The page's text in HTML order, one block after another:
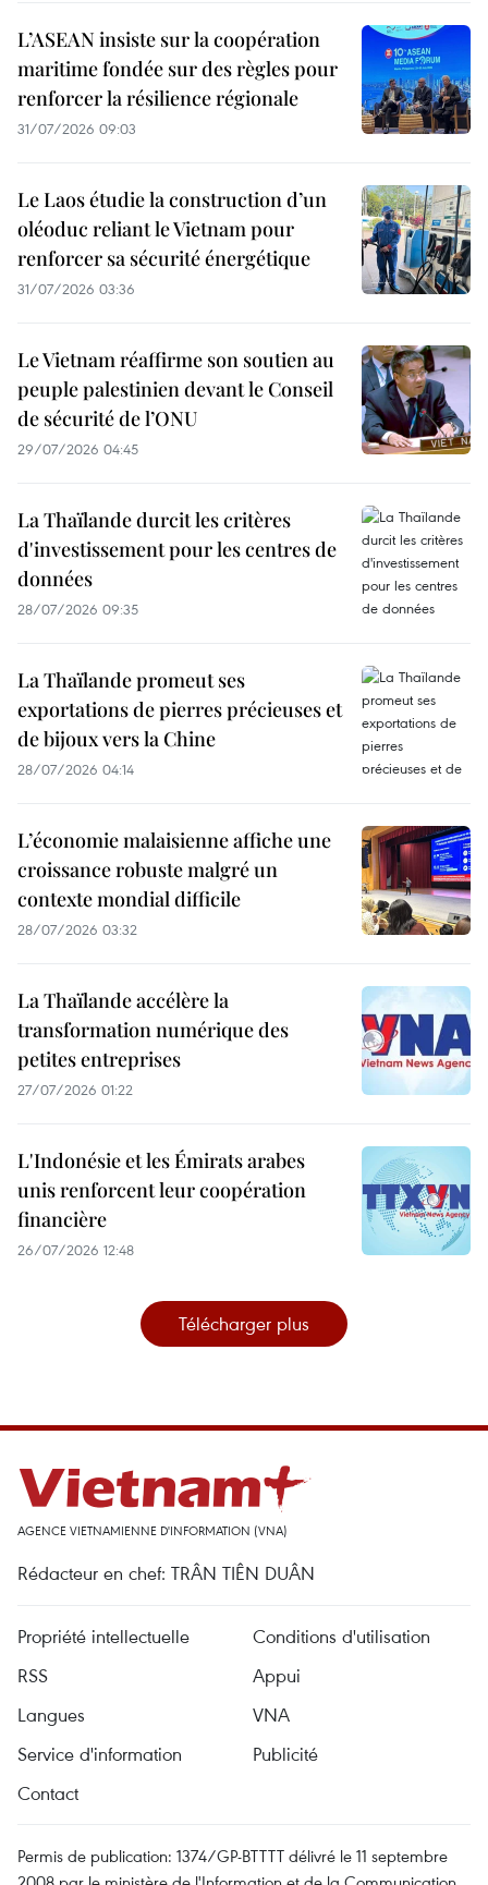
L’ASEAN insiste sur la coopération
maritime fondée sur des règles pour
renforcer la résilience régionale
31/07/2026 09:03
Le Laos étudie la construction d’un
oléoduc reliant le Vietnam pour
renforcer sa sécurité énergétique
31/07/2026 03:36
Le Vietnam réaffirme son soutien au
peuple palestinien devant le Conseil
de sécurité de l’ONU
29/07/2026 04:45
La Thaïlande durcit les critères
d'investissement pour les centres de
données
28/07/2026 09:35
La Thaïlande promeut ses
exportations de pierres précieuses et
de bijoux vers la Chine
28/07/2026 04:14
L’économie malaisienne affiche une
croissance robuste malgré un
contexte mondial difficile
28/07/2026 03:32
La Thaïlande accélère la
transformation numérique des
petites entreprises
27/07/2026 01:22
L'Indonésie et les Émirats arabes
unis renforcent leur coopération
financière
26/07/2026 12:48
Télécharger plus
AGENCE VIETNAMIENNE D'INFORMATION (VNA)
Rédacteur en chef: TRÂN TIÊN DUÂN
Propriété intellectuelle
Conditions d'utilisation
RSS
Appui
Langues
VNA
Service d'information
Publicité
Contact
Permis de publication: 1374/GP-BTTTT délivré le 11 septembre